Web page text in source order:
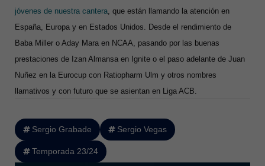
jóvenes de nuestra cantera , que están llamando la atención en
España, Europa y en Estados Unidos. Desde el rendimiento de
Baba Miller o Aday Mara en NCAA, pasando por las buenas
prestaciones de Izan Almansa en Ignite o el paso adelante de Juan
Nuñez en la Eurocup con Ratiopharm Ulm y otros nombres
llamativos y con futuro que se asientan en Liga ACB.
Sergio Grabade Sergio Vegas
Temporada 23/24